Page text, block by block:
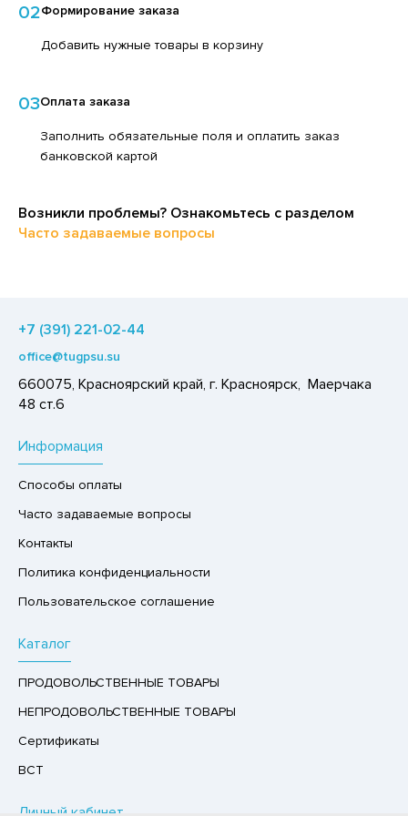
БЫСТРОГО ПРИГОТОВЛЕНИЯ
ПРЯНОСТИ, СПЕЦИИ
И САХАРОЗАМЕНИТЕЛИ
ОРЕХИ, ГРИБЫ
ПРОДУКТ
ШОКОЛАДНЫЕ БАТОНЧИКИ,
ПАСТА
ДЛЯ УХОДА ЗА КОЖЕЙ НОГ
ДЛЯ УХОДА ЗА КОЖЕЙ РУК
ДЛЯ УХОДА ЗА ТЕЛОМ
ЛИЧНОЙ ГИГИЕНЫ
ПРИНАДЛЕЖНОСТИ
02Формирование заказа
Добавить нужные товары в корзину
03Оплата заказа
Заполнить обязательные поля и оплатить заказ
банковской картой
Возникли проблемы? Ознакомьтесь с разделом
Часто задаваемые вопросы
Информация
Способы оплаты
Часто задаваемые вопросы
Контакты
Политика конфиденциальности
Пользовательское соглашение
Каталог
ПРОДОВОЛЬСТВЕННЫЕ ТОВАРЫ
НЕПРОДОВОЛЬСТВЕННЫЕ ТОВАРЫ
Сертификаты
ВСТ
Личный кабинет
+7 (391) 221-02-44
office@tugpsu.su
660075, Красноярский край, г. Красноярск, Маерчака
48 ст.6